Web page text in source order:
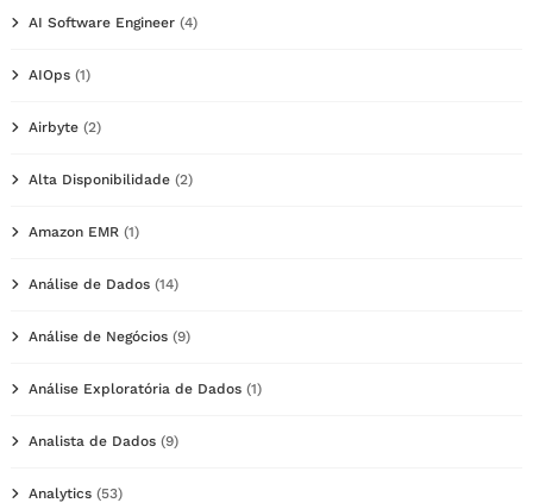
AI Software Engineer (4)
AIOps (1)
Airbyte (2)
Alta Disponibilidade (2)
Amazon EMR (1)
Análise de Dados (14)
Análise de Negócios (9)
Análise Exploratória de Dados (1)
Analista de Dados (9)
Analytics (53)